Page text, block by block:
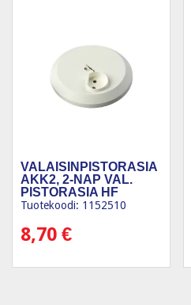
VALAISINPISTORASIA
AKK2, 2-NAP VAL.
PISTORASIA HF
Tuotekoodi: 1152510
8,70 €